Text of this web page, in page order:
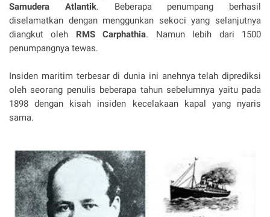
Samudera Atlantik. Beberapa penumpang berhasil
diselamatkan dengan menggunkan sekoci yang selanjutnya
diangkut oleh RMS Carphathia. Namun lebih dari 1500
penumpangnya tewas.
Insiden maritim terbesar di dunia ini anehnya telah diprediksi
oleh seorang penulis beberapa tahun sebelumnya yaitu pada
1898 dengan kisah insiden kecelakaan kapal yang nyaris
sama.